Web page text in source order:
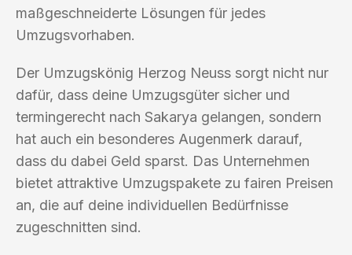
maßgeschneiderte Lösungen für jedes
Umzugsvorhaben.
Der Umzugskönig Herzog Neuss sorgt nicht nur
dafür, dass deine Umzugsgüter sicher und
termingerecht nach Sakarya gelangen, sondern
hat auch ein besonderes Augenmerk darauf,
dass du dabei Geld sparst. Das Unternehmen
bietet attraktive Umzugspakete zu fairen Preisen
an, die auf deine individuellen Bedürfnisse
zugeschnitten sind.